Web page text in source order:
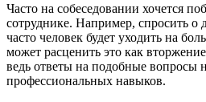
Часто на собеседовании хочется
сотруднике. Например, спросить о
часто человек будет уходить на
может расценить это как
ведь ответы на подобные вопросы
профессиональных навыков.